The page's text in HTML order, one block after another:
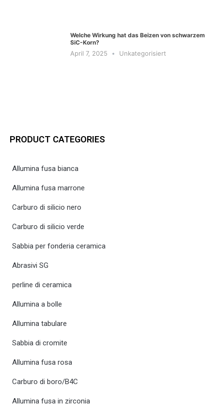
Welche Wirkung hat das Beizen von schwarzem
SiC-Korn?
April 7, 2025 Unkategorisiert
PRODUCT CATEGORIES
Allumina fusa bianca
Allumina fusa marrone
Carburo di silicio nero
Carburo di silicio verde
Sabbia per fonderia ceramica
Abrasivi SG
perline di ceramica
Allumina a bolle
Allumina tabulare
Sabbia di cromite
Allumina fusa rosa
Carburo di boro/B4C
Allumina fusa in zirconia